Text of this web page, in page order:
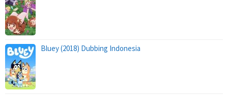
Bluey (2018) Dubbing Indonesia